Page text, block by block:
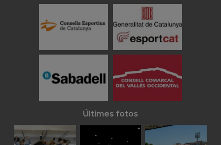
Últimes fotos